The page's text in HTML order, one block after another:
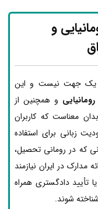
و
یک جهت نیست و این
و همچنین از
معناست که کاربران
زبانی برای استفاده
که در رومانی تحصیل،
مدارک در ایران نیازمند
دادگستری همراه
شوند.